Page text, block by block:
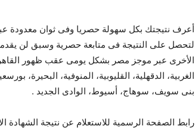
أعرف نتيجتك بكل سهولة حصريا وفى ثوان معدودة
لتحصل على النتيجة فى متابعة حصرية وسبق لن
الأخرى عبر موجز مصر بشكل يومى عقب ظهور
الغربية، الدقهلية، القليوبية، المنوفية، البحيرة،
بنى سويف، سوهاج، أسيوط، الوادى الجديد .